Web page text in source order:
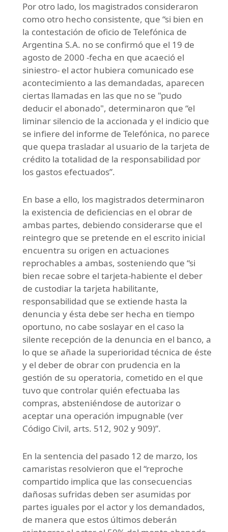
Por otro lado, los magistrados consideraron
como otro hecho consistente, que “si bien en
la contestación de oficio de Telefónica de
Argentina S.A. no se confirmó que el 19 de
agosto de 2000 -fecha en que acaeció el
siniestro- el actor hubiera comunicado ese
acontecimiento a las demandadas, aparecen
ciertas llamadas en las que no se "pudo
deducir el abonado", determinaron que “el
liminar silencio de la accionada y el indicio que
se infiere del informe de Telefónica, no parece
que quepa trasladar al usuario de la tarjeta de
crédito la totalidad de la responsabilidad por
los gastos efectuados”.
En base a ello, los magistrados determinaron
la existencia de deficiencias en el obrar de
ambas partes, debiendo considerarse que el
reintegro que se pretende en el escrito inicial
encuentra su origen en actuaciones
reprochables a ambas, sosteniendo que “si
bien recae sobre el tarjeta-habiente el deber
de custodiar la tarjeta habilitante,
responsabilidad que se extiende hasta la
denuncia y ésta debe ser hecha en tiempo
oportuno, no cabe soslayar en el caso la
silente recepción de la denuncia en el banco, a
lo que se añade la superioridad técnica de éste
y el deber de obrar con prudencia en la
gestión de su operatoria, cometido en el que
tuvo que controlar quién efectuaba las
compras, absteniéndose de autorizar o
aceptar una operación impugnable (ver
Código Civil, arts. 512, 902 y 909)”.
En la sentencia del pasado 12 de marzo, los
camaristas resolvieron que el “reproche
compartido implica que las consecuencias
dañosas sufridas deben ser asumidas por
partes iguales por el actor y los demandados,
de manera que estos últimos deberán